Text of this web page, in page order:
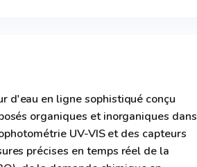
d'eau en ligne sophistiqué conçu
organiques et inorganiques dans
UV-VIS et des capteurs
précises en temps réel de la